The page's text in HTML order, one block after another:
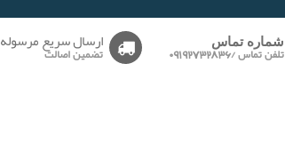
شماره تماس
تلفن تماس /09192732836
ارسال سریع مرسوله
تضمین اصالت